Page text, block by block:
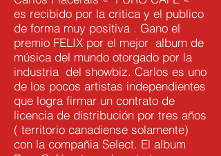
es recibido por la critica y el publico
de forma muy positiva . Gano el
premio FELIX por el mejor album de
música del mundo otorgado por la
industria del showbiz. Carlos es uno
de los pocos artistas independientes
que logra firmar un contrato de
licencia de distribución por tres años
( territorio canadiense solamente)
con la compañia Select. El album